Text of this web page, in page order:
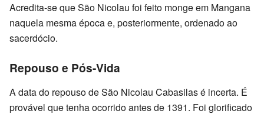
Acredita-se que São Nicolau foi feito monge em Mangana
naquela mesma época e, posteriormente, ordenado ao
sacerdócio.
Repouso e Pós-Vida
A data do repouso de São Nicolau Cabasilas é incerta. É
provável que tenha ocorrido antes de 1391. Foi glorificado